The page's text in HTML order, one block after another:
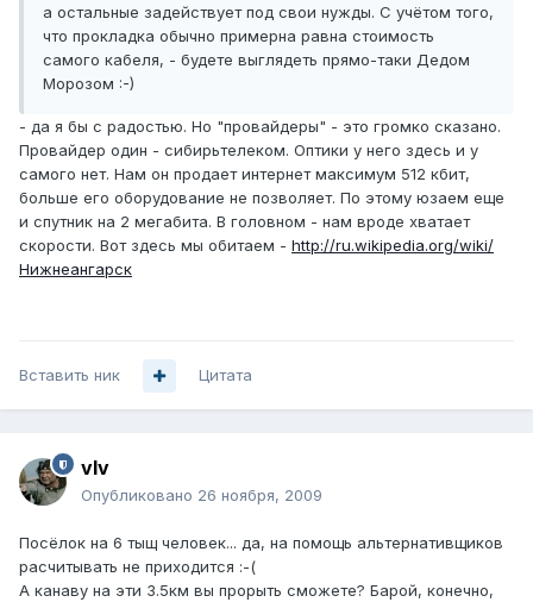
а остальные задействует под свои нужды. С учётом того,
что прокладка обычно примерна равна стоимость
самого кабеля, - будете выглядеть прямо-таки Дедом
Морозом :-)
- да я бы с радостью. Но "провайдеры" - это громко сказано.
Провайдер один - сибирьтелеком. Оптики у него здесь и у
самого нет. Нам он продает интернет максимум 512 кбит,
больше его оборудование не позволяет. По этому юзаем еще
и спутник на 2 мегабита. В головном - нам вроде хватает
скорости. Вот здесь мы обитаем - http://ru.wikipedia.org/wiki/
Нижнеангарск
Вставить ник Цитата
vIv
Опубликовано 26 ноября, 2009
Посёлок на 6 тыщ человек... да, на помощь альтернативщиков
расчитывать не приходится :-(
А канаву на эти 3.5км вы прорыть сможете? Барой, конечно,